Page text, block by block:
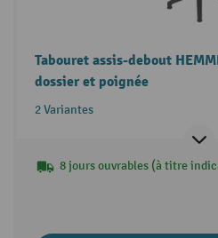
Tabouret assis-debout
dossier et poignée
2 Variantes
8 jours ouvrables (à titre